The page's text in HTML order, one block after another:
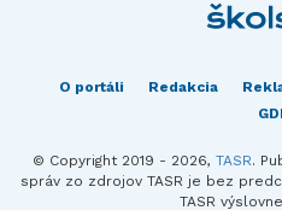
O portáli Redakcia
© Copyright 2019 - 2026, TASR.
správ zo zdrojov TASR je bez
TASR